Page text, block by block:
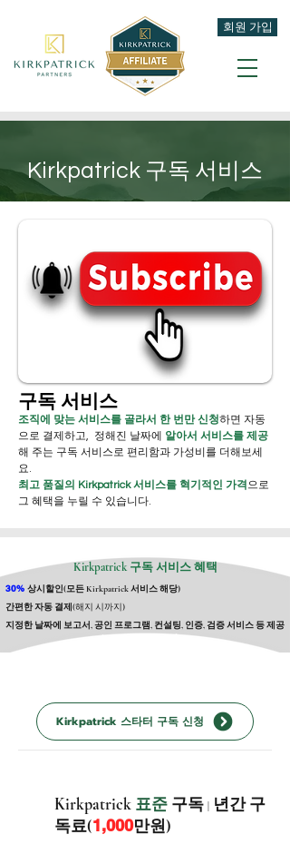
회원 가입
Kirkpatrick 구독 서비스
구독 서비스
조직에 맞는 서비스를 골라서 한 번만 신청하면 자동
으로 결제하고, 정해진 날짜에 알아서 서비스를 제공
해 주는 구독 서비스로 편리함과 가성비를 더해보세
요.
최고 품질의 Kirkpatrick 서비스를 혁기적인 가격 으로
그 혜택을 누릴 수 있습니다.
Kirkpatrick 구독 서비스 혜택
30% 상시할인(모든 Kirkpatrick 서비스 해당)
간편한 자동 결제 (해지 시까지)
지정한 날짜에 보고서, 공인 프로그램, 컨설팅, 인증, 검증서비스 등 제공
Kirkpatrick 스타터 구독 신청
Kirkpatrick 표준 구독 년간 구
독료(1,000만원)